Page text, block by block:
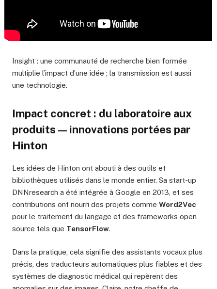
Insight : une communauté de recherche bien formée
multiplie l’impact d’une idée ; la transmission est aussi
une technologie.
Impact concret : du laboratoire aux
produits — innovations portées par
Hinton
Les idées de Hinton ont abouti à des outils et
bibliothèques utilisés dans le monde entier. Sa start-up
DNNresearch a été intégrée à Google en 2013, et ses
contributions ont nourri des projets comme Word2Vec
pour le traitement du langage et des frameworks open
source tels que TensorFlow.
Dans la pratique, cela signifie des assistants vocaux plus
précis, des traducteurs automatiques plus fiables et des
systèmes de diagnostic médical qui repèrent des